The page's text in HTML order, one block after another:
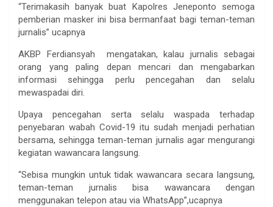
“Terimakasih banyak buat Kapolres Jeneponto semoga
pemberian masker ini bisa bermanfaat bagi teman-teman
jurnalis” ucapnya
AKBP Ferdiansyah mengatakan, kalau jurnalis sebagai
orang yang paling depan mencari dan mengabarkan
informasi sehingga perlu pencegahan dan selalu
mewaspadai diri.
Upaya pencegahan serta selalu waspada terhadap
penyebaran wabah Covid-19 itu sudah menjadi perhatian
bersama, sehingga teman-teman jurnalis agar mengurangi
kegiatan wawancara langsung.
“Sebisa mungkin untuk tidak wawancara secara langsung,
teman-teman jurnalis bisa wawancara dengan
menggunakan telepon atau via WhatsApp”,ucapnya